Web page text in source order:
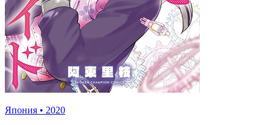
Япония • 2020